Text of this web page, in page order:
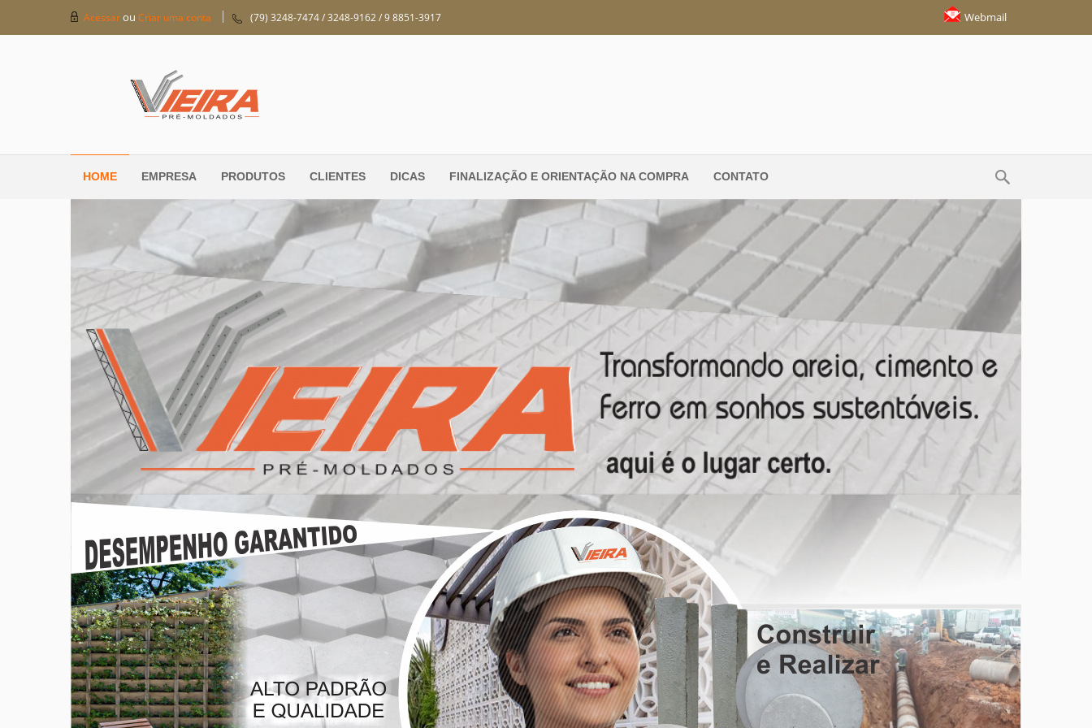
Acessarou Criar uma conta (79) 3248-7474 / 3248-9162 / 9 8851-3917 Webmail
HOME EMPRESA PRODUTOS CLIENTES DICAS FINALIZAÇÃO E ORIENTAÇÃO NA COMPRA CONTATO